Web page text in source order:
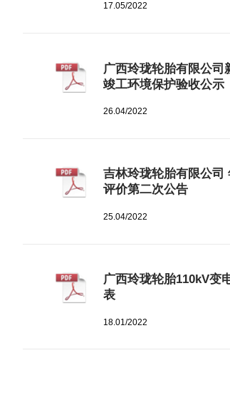
17.05/2022
广西玲珑轮胎有限公司
竣工环境保护验收公示
26.04/2022
吉林玲珑轮胎有限公司
评价第二次公告
25.04/2022
广西玲珑轮胎110kV变
表
18.01/2022